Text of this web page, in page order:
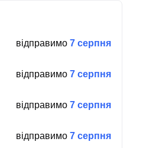
відправимо 7 серпня
відправимо 7 серпня
відправимо 7 серпня
відправимо 7 серпня